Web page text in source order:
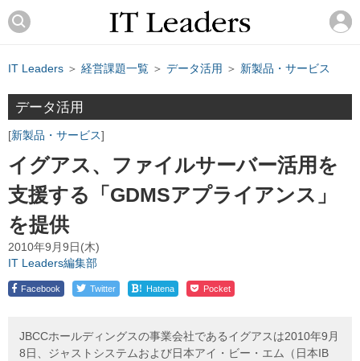
IT Leaders ＞ 経営課題一覧 ＞ データ活用 ＞ 新製品・サービス
データ活用
新製品・サービス
イグアス、ファイルサーバー活用を
支援する「GDMSアプライアンス」
を提供
2010年9月9日(木)
IT Leaders編集部
Facebook Twitter ! Hatena Pocket
JBCCホールディングスの事業会社であるイグアスは2010年9月
8日、ジャストシステムおよび日本アイ・ビー・エム（日本IB